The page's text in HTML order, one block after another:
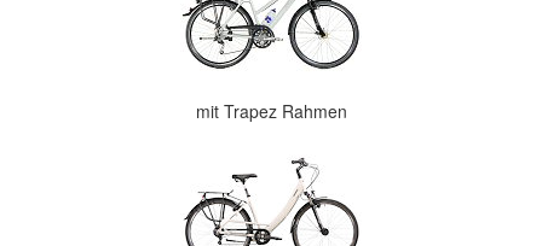
mit Trapez Rahmen